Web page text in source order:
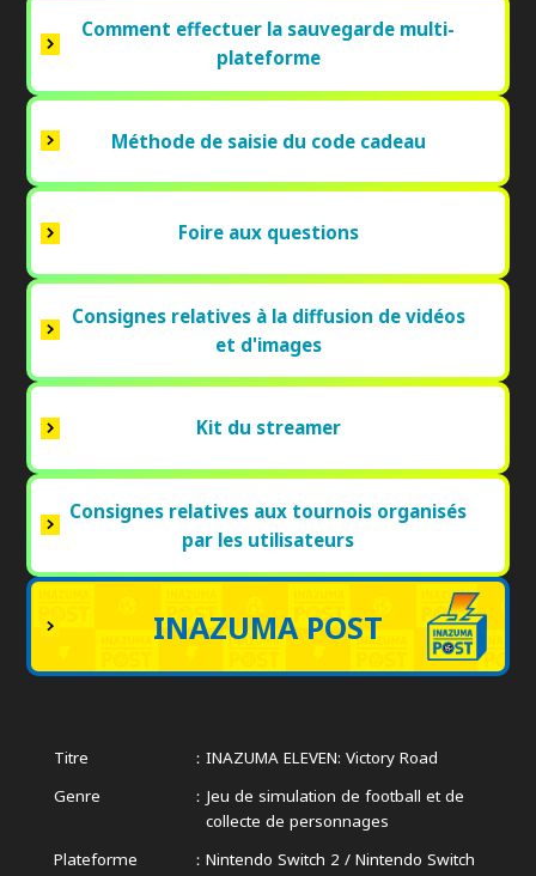
Comment effectuer la sauvegarde multi-
plateforme
Méthode de saisie du code cadeau
Foire aux questions
Consignes relatives à la diffusion de vidéos
et d'images
Kit du streamer
Consignes relatives aux tournois organisés
par les utilisateurs
INAZUMA POST
Titre
INAZUMA ELEVEN: Victory Road
Genre
Jeu de simulation de football et de
collecte de personnages
Plateforme
Nintendo Switch 2 / Nintendo Switch